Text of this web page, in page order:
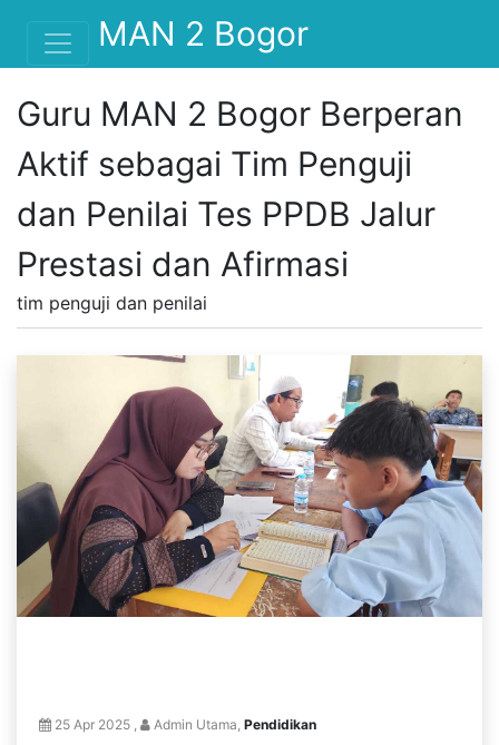
MAN 2 Bogor
Guru MAN 2 Bogor Berperan
Aktif sebagai Tim Penguji
dan Penilai Tes PPDB Jalur
Prestasi dan Afirmasi
tim penguji dan penilai
25 Apr 2025 , Admin Utama, Pendidikan